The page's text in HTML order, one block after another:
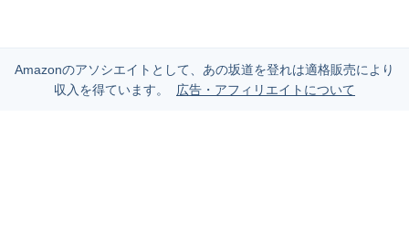
Amazonのアソシエイトとして、あの坂道を登れは適格販売により
収入を得ています。
広告・アフィリエイトについて